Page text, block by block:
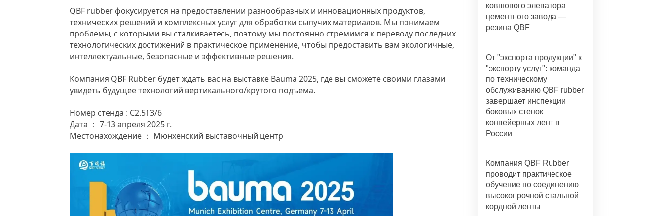
QBF rubber фокусируется на предоставлении разнообразных и инновационных продуктов,
технических решений и комплексных услуг для обработки сыпучих материалов. Мы понимаем
проблемы, с которыми вы сталкиваетесь, поэтому мы постоянно стремимся к переводу последних
технологических достижений в практическое применение, чтобы предоставить вам экологичные,
интеллектуальные, безопасные и эффективные решения.
Компания QBF Rubber будет ждать вас на выставке Bauma 2025, где вы сможете своими глазами
увидеть будущее технологий вертикального/крутого подъема.
Номер стенда : C2.513/6
Дата
：
7-13 апреля 2025 г.
Местонахождение
： Мюнхенский выставочный центр
ковшового элеватора
цементного завода —
резина QBF
От "экспорта продукции" к
"экспорту услуг": команда
по техническому
обслуживанию QBF rubber
завершает инспекции
боковых стенок
конвейерных лент в
России
Компания QBF Rubber
проводит практическое
обучение по соединению
высокопрочной стальной
кордной ленты